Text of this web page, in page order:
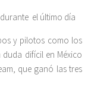
el último día
y pilotos como los
difícil en México
que ganó las tres